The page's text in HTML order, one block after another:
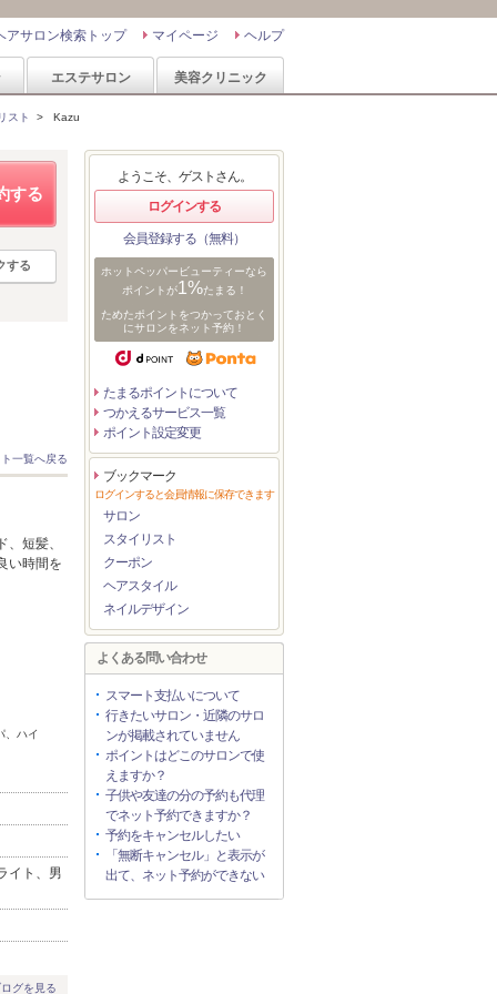
ヘルプ
マイページ
アサロン検索トップ
エステサロン 美容クリニック
スト > Kazu
する
する
一覧へ戻る
短髪、
い時間を
、ハイ
イト、男
グを見る
ようこそ、ゲストさん。
ログインする
会員登録する（無料）
ホットペッパービューティーなら
ポイントが1%たまる！
ためたポイントをつかっておとく
にサロンをネット予約！
たまるポイントについて
つかえるサービス一覧
ポイント設定変更
ブックマーク
ログインすると会員情報に保存できます
サロン
スタイリスト
クーポン
ヘアスタイル
ネイルデザイン
よくある問い合わせ
スマート支払いについて
行きたいサロン・近隣のサロ
ンが掲載されていません
ポイントはどこのサロンで使
えますか？
子供や友達の分の予約も代理
でネット予約できますか？
予約をキャンセルしたい
「無断キャンセル」と表示が
出て、ネット予約ができない